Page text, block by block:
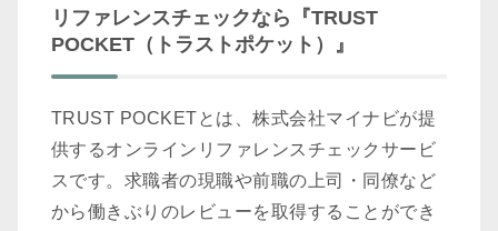
リファレンスチェックなら『TRUST
POCKET（トラストポケット）』
TRUST POCKETとは、株式会社マイナビが提
供するオンラインリファレンスチェックサービ
スです。求職者の現職や前職の上司・同僚など
から働きぶりのレビューを取得することができ